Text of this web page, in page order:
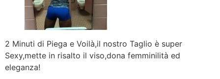
2 Minuti di Piega e Voilà,il nostro Taglio è super
Sexy,mette in risalto il viso,dona femminilità ed
eleganza!